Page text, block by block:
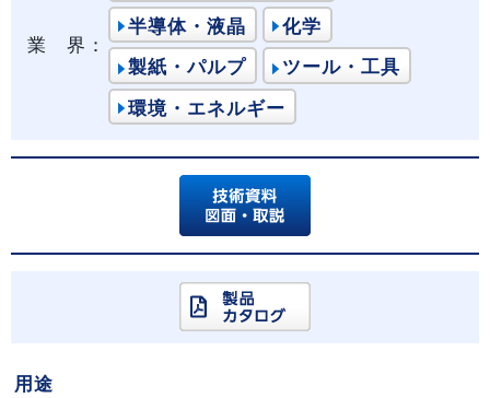
業 界：
半導体・液晶
化学
製紙・パルプ
ツール・工具
環境・エネルギー
用途